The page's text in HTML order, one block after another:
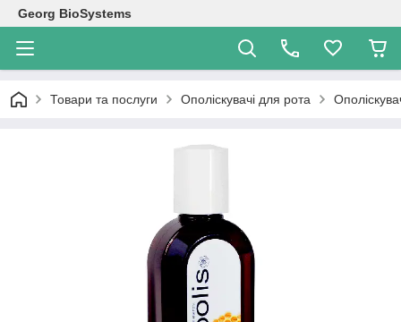
Georg BioSystems
Товари та послуги Ополіскувачі для рота